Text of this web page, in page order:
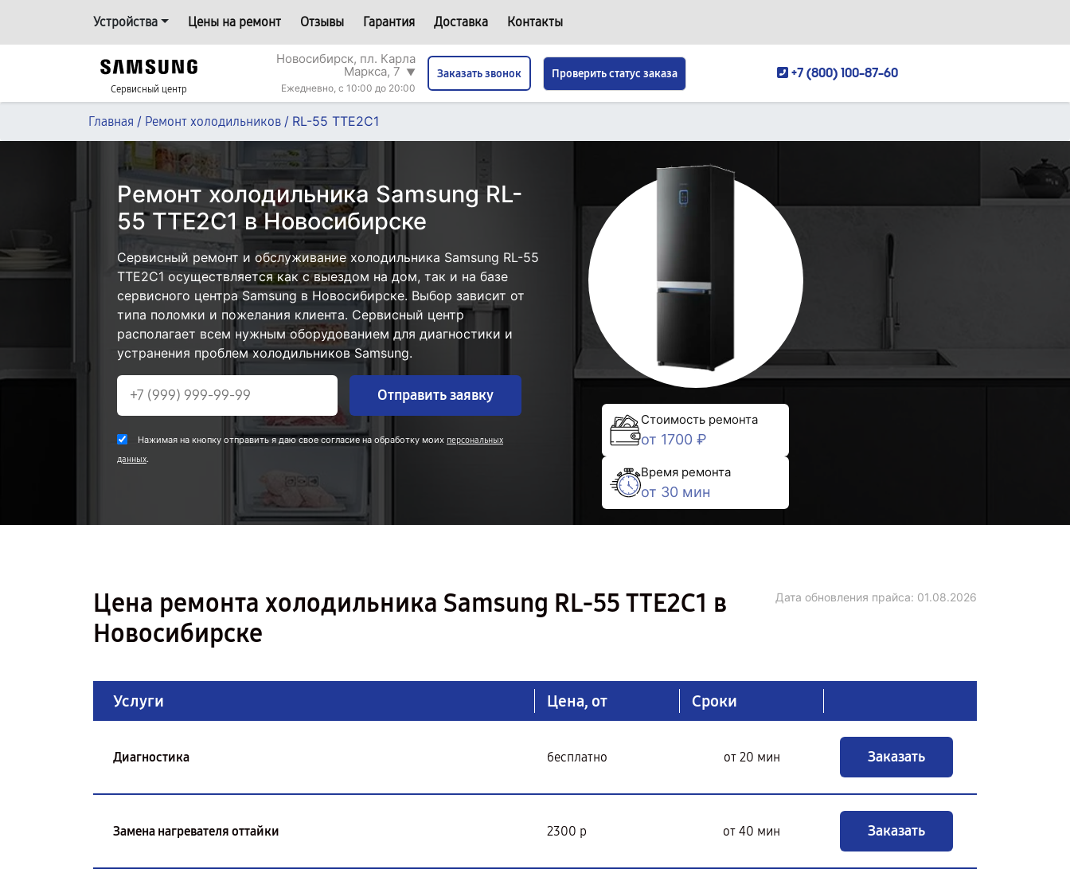
Устройства Цены на ремонт Отзывы Гарантия Доставка Контакты
Сервисный центр
Новосибирск, пл. Карла
Маркса, 7 ▼
Ежедневно, с 10:00 до 20:00
Заказать звонок Проверить статус заказа +7 (800) 100-87-60
Главная / Ремонт холодильников / RL-55 TTE2C1
Ремонт холодильника Samsung RL-
55 TTE2C1 в Новосибирске
Сервисный ремонт и обслуживание холодильника Samsung RL-55
TTE2C1 осуществляется как с выездом на дом, так и на базе
сервисного центра Samsung в Новосибирске. Выбор зависит от
типа поломки и пожелания клиента. Сервисный центр
располагает всем нужным оборудованием для диагностики и
устранения проблем холодильников Samsung.
Отправить заявку
Нажимая на кнопку отправить я даю свое согласие на обработку моих персональных
данных.
Стоимость ремонта
от 1700 ₽
Время ремонта
от 30 мин
Цена ремонта холодильника Samsung RL-55 TTE2C1 в
Новосибирске
Дата обновления прайса: 01.08.2026
Услуги Цена, от Сроки
Диагностика бесплатно от 20 мин Заказать
Замена нагревателя оттайки 2300 р от 40 мин Заказать